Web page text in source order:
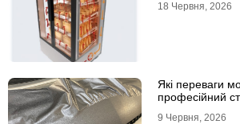
18 Червня, 2026
Які переваги
професійний
9 Червня, 2026